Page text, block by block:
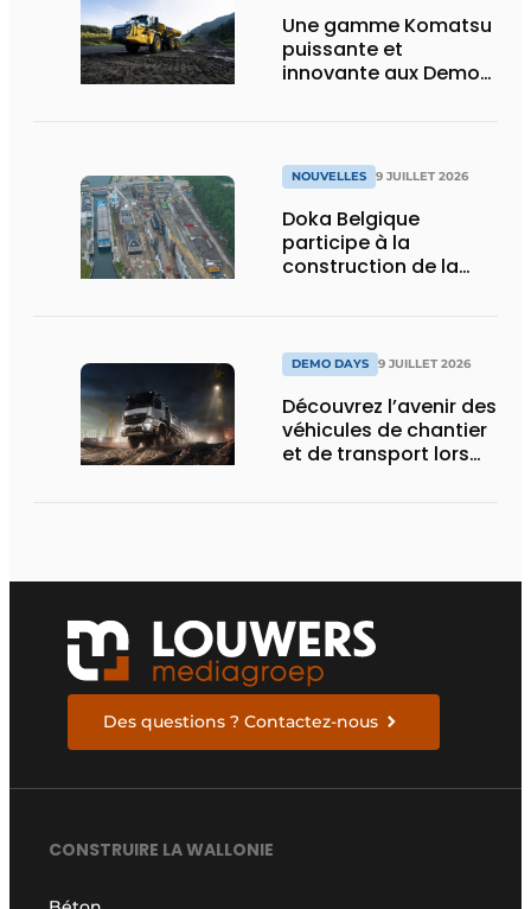
Une gamme Komatsu
puissante et
innovante aux Demo
NOUVELLES 9 JUILLET 2026
Doka Belgique
participe à la
construction de la
DEMO DAYS 9 JUILLET 2026
Découvrez l’avenir des
véhicules de chantier
et de transport lors
Des questions ? Contactez-nous
CONSTRUIRE LA WALLONIE